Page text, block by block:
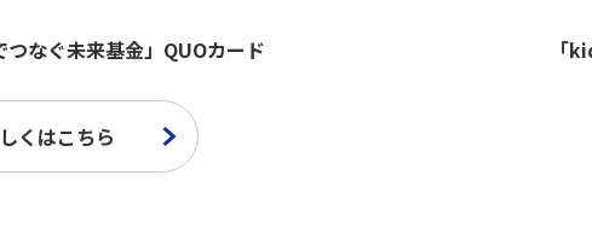
なぐ未来基金」QUOカード
くはこちら
「